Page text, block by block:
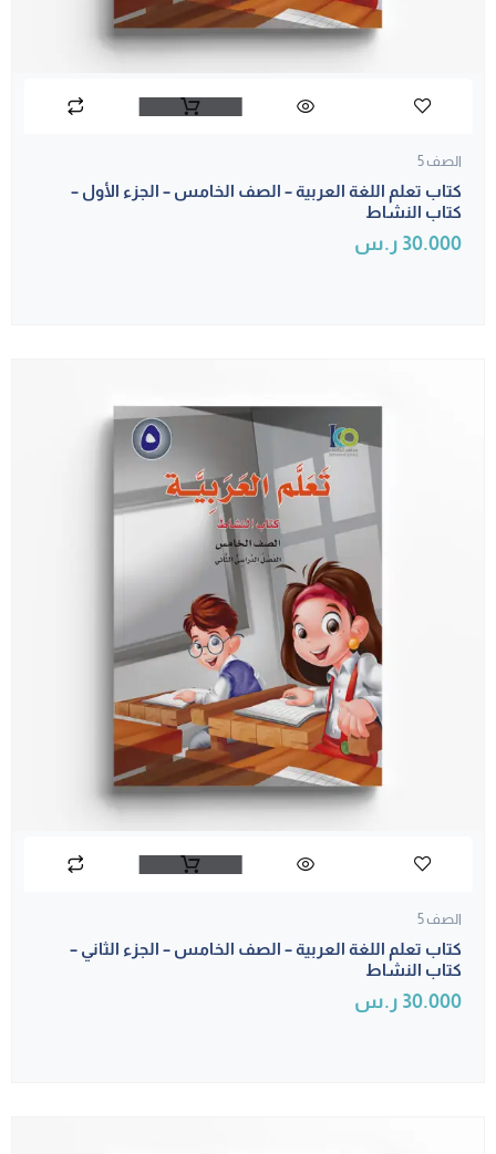
الصف 5
كتاب تعلم اللغة العربية – الصف الخامس – الجزء الأول –
كتاب النشاط
30.000 ر.س
الصف 5
كتاب تعلم اللغة العربية – الصف الخامس – الجزء الثاني –
كتاب النشاط
30.000 ر.س